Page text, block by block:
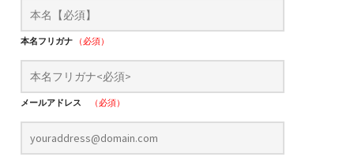
本名フリガナ （必須）
メールアドレス （必須）